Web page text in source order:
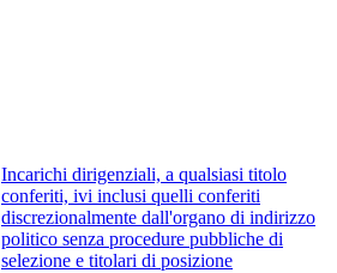
Incarichi dirigenziali, a qualsiasi titolo
conferiti, ivi inclusi quelli conferiti
discrezionalmente dall'organo di indirizzo
politico senza procedure pubbliche di
selezione e titolari di posizione